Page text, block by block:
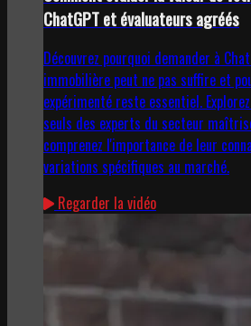
ChatGPT et évaluateurs agréés
Découvrez pourquoi demander à
immobilière peut ne pas suffire et
expérimenté reste essentiel.
seuls des experts du secteur
comprenez l'importance de leur
variations spécifiques au marché.
Regarder la vidéo